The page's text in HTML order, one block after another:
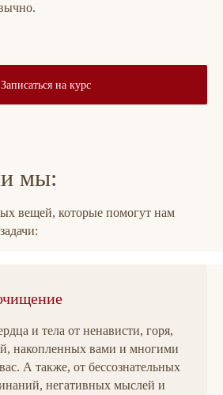
Записаться на курс
мы:
вещей, которые помогут нам
и тела от ненависти, горя,
накопленных вами и многими
А также, от бессознательных
негативных мыслей и